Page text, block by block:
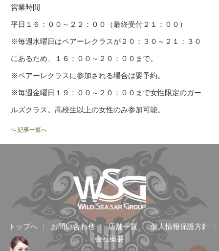
営業時間
平日１６：００～２２：００（最終受付２１：００）
※毎週水曜日はペアーレクラスが２０：３０～２１：３０
にあるため、１６：００～２０：００まで。
※ペアーレクラスに参加される場合は要予約。
※毎週金曜日１９：００～２０：００まで女性限定のガー
ルズクラス。高校生以上の女性のみ参加可能。
<- 記事一覧へ
トップへ | お問い合わせ | 店舗一覧 | 個人情報保護方針
|
会社概要